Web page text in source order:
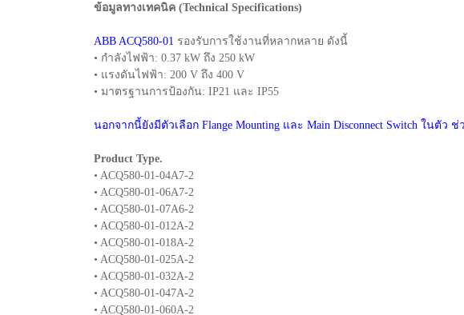
ข้อมูลทางเทคนิค (Technical Specifications)
ABB ACQ580-01 รองรับการใช้งานที่หลากหลาย ดังนี้
• กำลังไฟฟ้า: 0.37 kW ถึง 250 kW
• แรงดันไฟฟ้า: 200 V ถึง 400 V
• มาตรฐานการป้องกัน: IP21 และ IP55
นอกจากนี้ยังมีตัวเลือก Flange Mounting และ Main Disconnect Switch ในตั
Product Type.
• ACQ580-01-04A7-2
• ACQ580-01-06A7-2
• ACQ580-01-07A6-2
• ACQ580-01-012A-2
• ACQ580-01-018A-2
• ACQ580-01-025A-2
• ACQ580-01-032A-2
• ACQ580-01-047A-2
• ACQ580-01-060A-2